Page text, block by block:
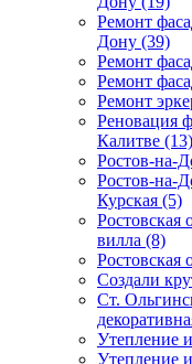
Ремонт
Дону (39)
Ремонт
Ремонт
Ремонт
Реновация
Калитве (13)
Ростов-на-
Ростов-на-
Курская (5)
Ростовская
вилла (8)
Ростовская
Создали
Ст.
Утепление
Утепление